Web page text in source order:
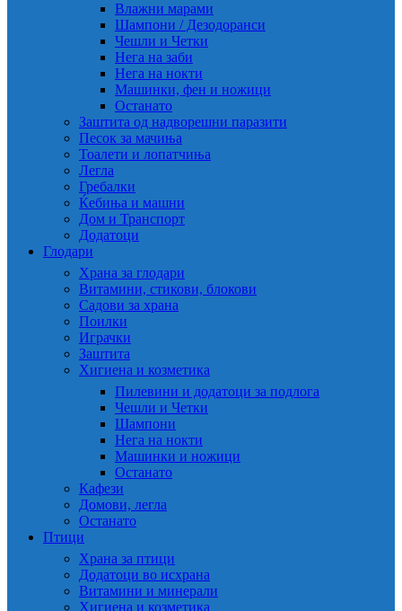
Влажни марами
Шампони / Дезодоранси
Чешли и Четки
Нега на заби
Нега на нокти
Машинки, фен и ножици
Останато
Заштита од надворешни паразити
Песок за мачиња
Тоалети и лопатчиња
Легла
Гребалки
Ќебиња и машни
Дом и Транспорт
Додатоци
Глодари
Храна за глодари
Витамини, стикови, блокови
Садови за храна
Поилки
Играчки
Заштита
Хигиена и козметика
Пилевини и додатоци за подлога
Чешли и Четки
Шампони
Нега на нокти
Машинки и ножици
Останато
Кафези
Домови, легла
Останато
Птици
Храна за птици
Додатоци во исхрана
Витамини и минерали
Хигиена и козметика